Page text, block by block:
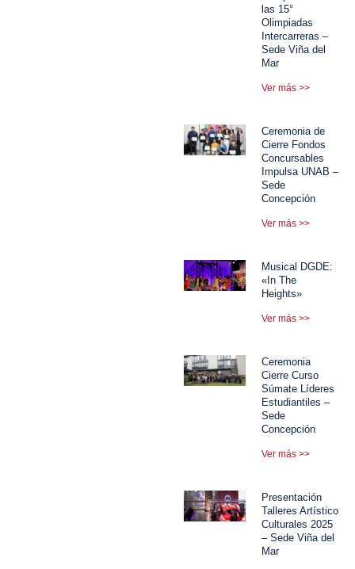
las 15°
Olimpiadas
Intercarreras –
Sede Viña del
Mar
Ver más >>
Ceremonia de
Cierre Fondos
Concursables
Impulsa UNAB –
Sede
Concepción
Ver más >>
Musical DGDE:
«In The
Heights»
Ver más >>
Ceremonia
Cierre Curso
Súmate Líderes
Estudiantiles –
Sede
Concepción
Ver más >>
Presentación
Talleres Artístico
Culturales 2025
– Sede Viña del
Mar